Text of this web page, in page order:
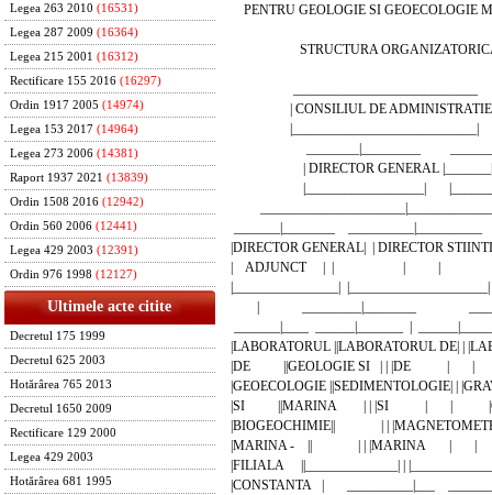
Legea 263 2010 (16531)
Legea 287 2009 (16364)
Legea 215 2001 (16312)
Rectificare 155 2016 (16297)
Ordin 1917 2005 (14974)
Legea 153 2017 (14964)
Legea 273 2006 (14381)
Raport 1937 2021 (13839)
Ordin 1508 2016 (12942)
Ordin 560 2006 (12441)
Legea 429 2003 (12391)
Ordin 976 1998 (12127)
Ultimele acte citite
Decretul 175 1999
Decretul 625 2003
Hotărârea 765 2013
Decretul 1650 2009
Rectificare 129 2000
Legea 429 2003
Hotărârea 681 1995
PENTRU GEOLOGIE SI GEOECOLOGIE
STRUCTURA
| CONSILIUL DE ADMINISTRATIE
|____________________________|
________|_________
| DIRECTOR GENERAL |_______|
|__________________|
_______|________
|DIRECTOR GENERAL| | DIRECTOR
| ADJUNCT | | | |
|________________|
| _________|________
_______|____ ______|_______ |
|LABORATORUL ||LABORATORUL
|DE ||GEOLOGIE SI | | |DE | |
|GEOECOLOGIE ||SEDIMENTOLOGIE|
|SI ||MARINA | | |SI | |
|BIOGEOCHIMIE|| | |
|MARINA - || | | |MARINA | |
|FILIALA ||______________| |
|CONSTANTA | __________|___